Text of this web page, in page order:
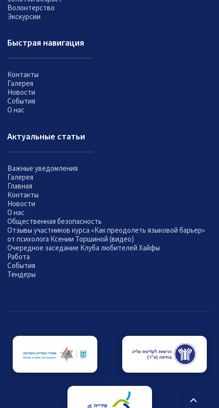
Волонтерство
Экскурсии
Быстрая навигация
Контакты
Галерея
Новости
События
О нас
Актуальные статьи
Важные уведомления
Галерея
Главная
Контакты
Новости
О нас
Общественная безопасность
Отзывы участников курса «Как преодолеть языковой барьер»
от психолога Ксении Торшиной (видео)
Очередное заседание Клуба любителей Хайфы
Работа
События
Тендеры